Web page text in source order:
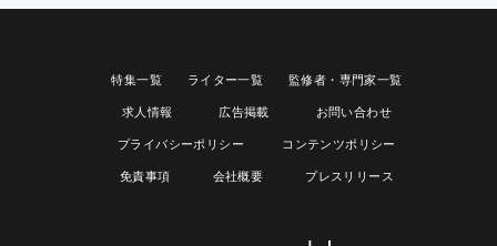
特集一覧 ライター一覧 監修者・専門家一覧
求人情報 広告掲載 お問い合わせ
プライバシーポリシー コンテンツポリシー
免責事項 会社概要 プレスリリース